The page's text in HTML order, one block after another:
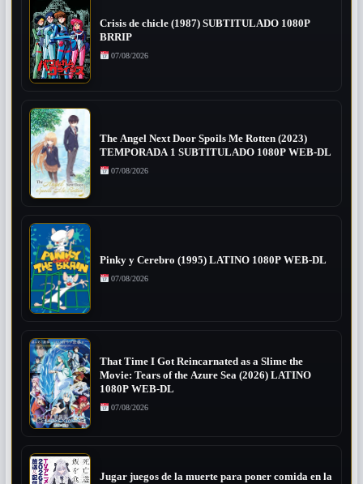
Crisis de chicle (1987) SUBTITULADO 1080P
BRRIP
07/08/2026
The Angel Next Door Spoils Me Rotten (2023)
TEMPORADA 1 SUBTITULADO 1080P WEB-DL
07/08/2026
Pinky y Cerebro (1995) LATINO 1080P WEB-DL
07/08/2026
That Time I Got Reincarnated as a Slime the
Movie: Tears of the Azure Sea (2026) LATINO
1080P WEB-DL
07/08/2026
Jugar juegos de la muerte para poner comida en la